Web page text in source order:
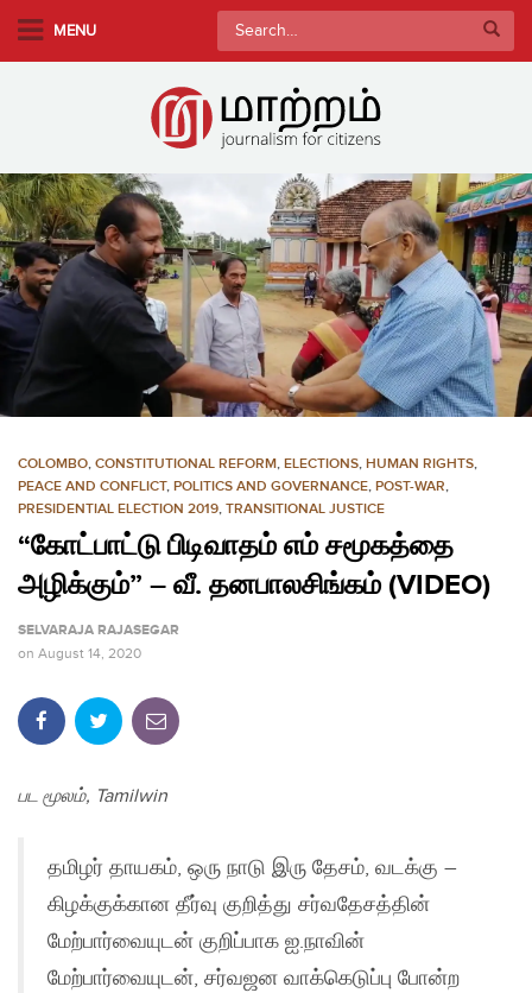
m
a
i
n
c
MENU
Search
for:
COLOMBO, CONSTITUTIONAL REFORM, ELECTIONS, HUMAN RIGHTS,
PEACE AND CONFLICT, POLITICS AND GOVERNANCE, POST-WAR,
PRESIDENTIAL ELECTION 2019, TRANSITIONAL JUSTICE
“கோட்பாட்டு பிடிவாதம் எம் சமூகத்தை
அழிக்கும்” – வீ. தனபாலசிங்கம் (VIDEO)
SELVARAJA RAJASEGAR
on August 14, 2020
பட மூலம், Tamilwin
தமிழர் தாயகம், ஒரு நாடு இரு தேசம், வடக்கு –
கிழக்குக்கான தீர்வு குறித்து சர்வதேசத்தின்
மேற்பார்வையுடன் குறிப்பாக ஐ.நாவின்
மேற்பார்வையுடன், சர்வஜன வாக்கெடுப்பு போன்ற